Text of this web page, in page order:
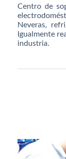
Centro de
Neveras,
Igualmente
industria.